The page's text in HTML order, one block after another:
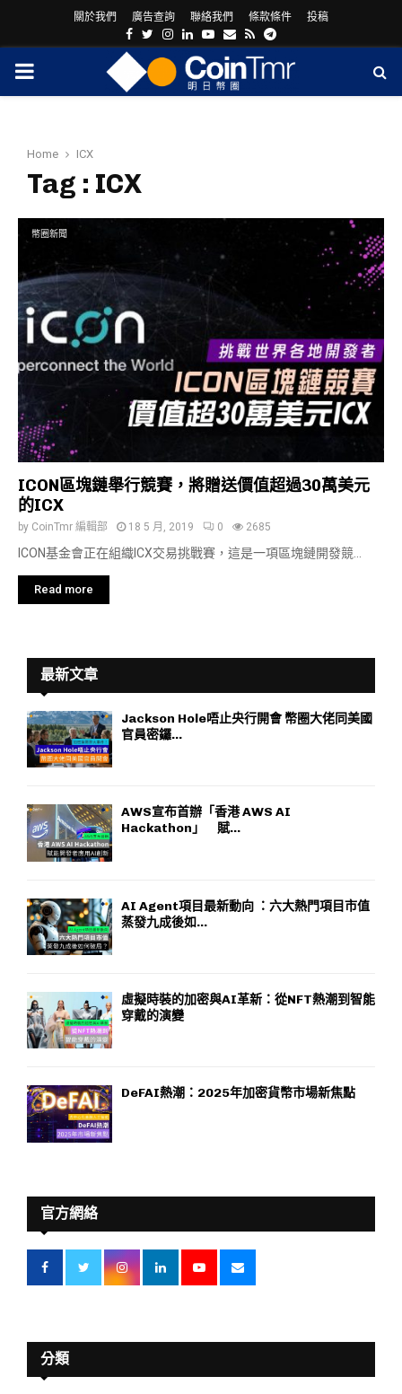
關於我們 廣告查詢 聯絡我們 條款條件 投稿
Facebook
Twitter
Instagram
LinkedinYoutube
Email
RssTelegram
PRIMARY
Home ICX
Tag : ICX
幣圈新聞
ICON區塊鏈舉行競賽，將贈送價值超過30萬美元
的ICX
by CoinTmr 編輯部 18 5 月, 2019 0 2685
ICON基金會正在組織ICX交易挑戰賽，這是一項區塊鏈開發競...
Read more
最新文章
Jackson Hole唔止央行開會 幣圈大佬同美國
官員密鑼...
AWS宣布首辦「香港 AWS AI
Hackathon」 賦...
AI Agent項目最新動向 ：六大熱門項目市值
蒸發九成後如...
虛擬時裝的加密與AI革新：從NFT熱潮到智能
穿戴的演變
DeFAI熱潮：2025年加密貨幣市場新焦點
官方網絡
分類